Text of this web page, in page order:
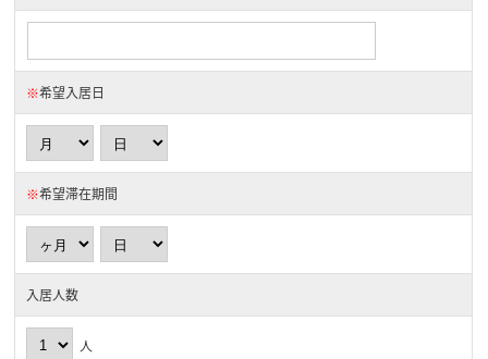
※希望入居日
※希望滞在期間
入居人数
人